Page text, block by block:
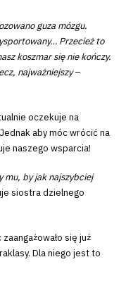
guza mózgu.
Przecież to
koszmar się nie kończy.
najważniejszy–
oczekuje na
aby móc wrócić na
naszego wsparcia!
mu, by jak najszybciej
siostra dzielnego
się już
Dla niego jest to